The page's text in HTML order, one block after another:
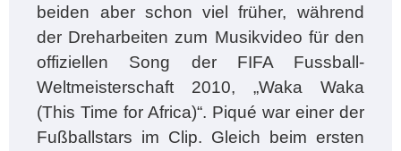
beiden aber schon viel früher, während
der Dreharbeiten zum Musikvideo für den
offiziellen Song der FIFA Fussball-
Weltmeisterschaft 2010, „Waka Waka
(This Time for Africa)“. Piqué war einer der
Fußballstars im Clip. Gleich beim ersten